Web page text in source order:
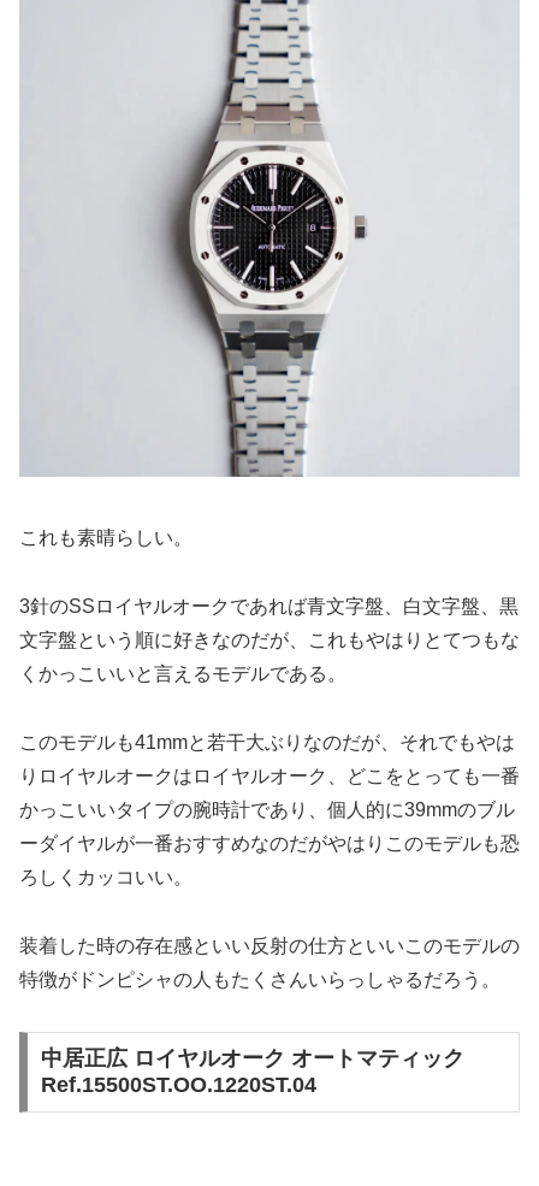
これも素晴らしい。
3針のSSロイヤルオークであれば青文字盤、白文字盤、黒
文字盤という順に好きなのだが、これもやはりとてつもな
くかっこいいと言えるモデルである。
このモデルも41mmと若干大ぶりなのだが、それでもやは
りロイヤルオークはロイヤルオーク、どこをとっても一番
かっこいいタイプの腕時計であり、個人的に39mmのブル
ーダイヤルが一番おすすめなのだがやはりこのモデルも恐
ろしくカッコいい。
装着した時の存在感といい反射の仕方といいこのモデルの
特徴がドンピシャの人もたくさんいらっしゃるだろう。
中居正広 ロイヤルオーク オートマティック
Ref.15500ST.OO.1220ST.04